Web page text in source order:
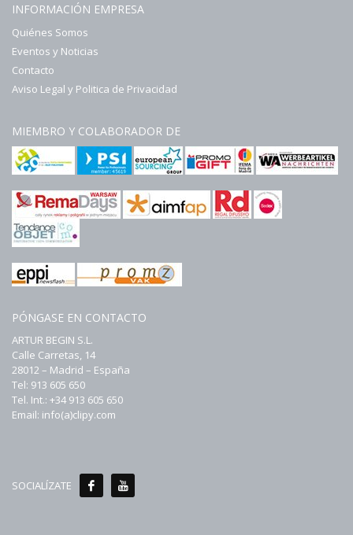
INFORMACIÓN EMPRESA
Quiénes Somos
Eventos y Noticias
Contacto
Aviso Legal y Politica de Privacidad
MIEMBRO Y COLABORADOR DE
PÓNGASE EN CONTACTO
ARTUR BEGIN S.L.
Calle Carretas, 14
28012 – Madrid – España
Tel: 913 605 650
Tel. Int.: +34 913 605 650
Email: info(a)clipy.com
SOCIALÍZATE